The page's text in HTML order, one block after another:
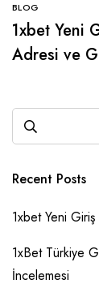
BLOG
1xbet Yeni
Adresi ve
2024
Recent Posts
1xbet Yeni
1xBet Türkiye
İncelemesi